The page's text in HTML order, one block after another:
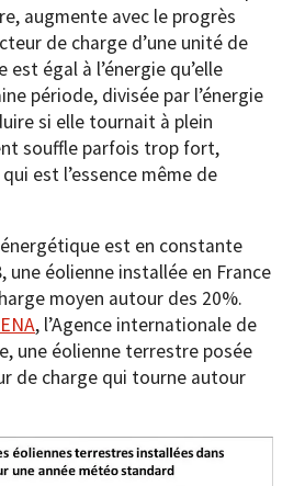
augmente avec le progrès
de charge d’une unité de
égal à l’énergie qu’elle
période, divisée par l’énergie
si elle tournait à plein
souffle parfois trop fort,
est l’essence même de
est en constante
une éolienne installée en France
moyen autour des 20%.
, l’Agence internationale de
une éolienne terrestre posée
de charge qui tourne autour